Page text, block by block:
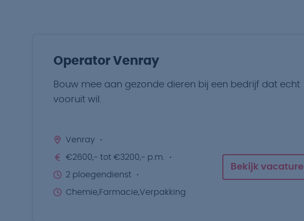
Operator Venray
Bouw mee aan gezonde dieren bij een bedrijf dat echt
vooruit wil.
Venray
€2600,- tot €3200,- p.m.
2 ploegendienst
Chemie,Farmacie,Verpakking
Bekijk vacature